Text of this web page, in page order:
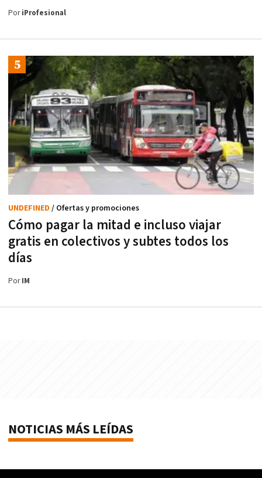
PoriProfesional
Cómo pagar la mitad e incluso viajar
gratis en colectivos y subtes todos los
días
UNDEFINED / Ofertas y promociones
PorIM
NOTICIAS MÁS LEÍDAS